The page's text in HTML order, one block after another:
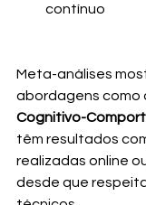
contínuo
Meta-análises
abordagens como
Cognitivo-
têm resultados
realizadas online
desde que